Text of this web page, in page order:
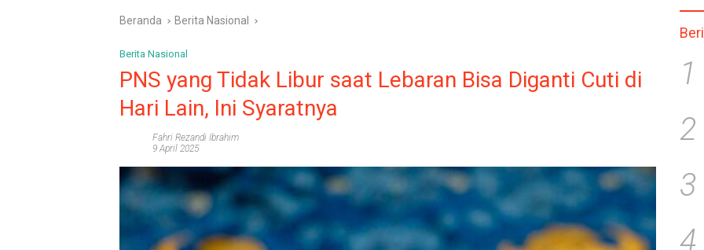
D
Beranda Berita Nasional
Berita Nasional
PNS yang Tidak Libur saat Lebaran Bisa Diganti Cuti di
Hari Lain, Ini Syaratnya
Fahri Rezandi Ibrahim
9 April 2025
1
2
3
4